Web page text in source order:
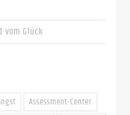
vom Glück
Assessment-Center